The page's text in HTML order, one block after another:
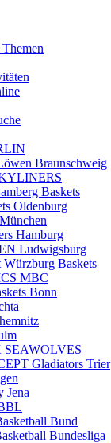
Braunschweig
Baskets
Oldenburg
Hamburg
Ludwigsburg
Würzburg Baskets
MBC
Bonn
SEAWOLVES
Gladiators Trier
Jena
Bund
Bundesliga